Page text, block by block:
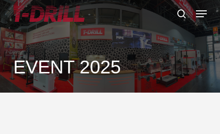
Skip
to
main
content
search
Menu
EVENT 2025